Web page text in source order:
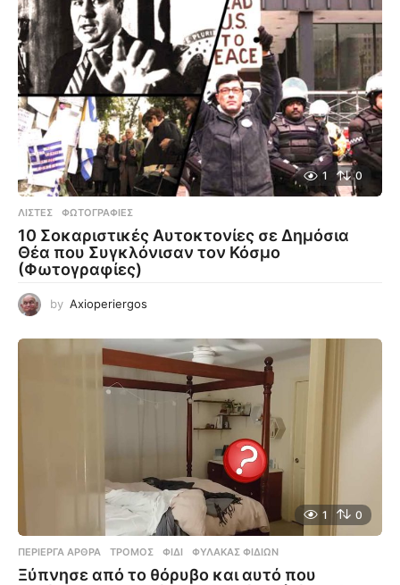
1 0
ΛΊΣΤΕΣ ,ΦΩΤΟΓΡΑΦΊΕΣ
10 Σοκαριστικές Αυτοκτονίες σε Δημόσια
Θέα που Συγκλόνισαν τον Κόσμο
(Φωτογραφίες)
by Axioperiergos
1 0
ΠΕΡΊΕΡΓΑ ΆΡΘΡΑ ΤΡΌΜΟΣ ,ΦΊΔΙ ,ΦΎΛΑΚΑΣ ΦΙΔΙΏΝ
Ξύπνησε από το θόρυβο και αυτό που